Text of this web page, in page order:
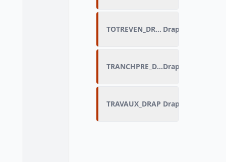
TOTREVEN_DRAPDrapeau de
TRANCHPRE_DRAPDrapeau de
TRAVAUX_DRAP Drapeau de